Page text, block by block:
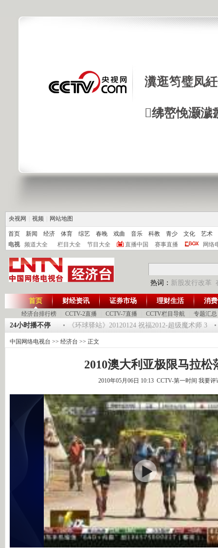
瀵逛笉璧凤
绋嶅悗灏
央视网 视频 网站地图
首页 新闻 经济 体育 综艺 春晚 戏曲 音乐 科教 青少 文化
艺术
电视
频道大全 栏目大全 节目大全 直播中国 赛事直播 网络
热词： 新股发行改革
首页
经济台排行榜 CCTV-2直播 CCTV-7直播 CCTV栏目导航 专题汇总
财经资讯 证券市场 理财生活 消
24小时播不停
遇与悬念共存 《环球驿站》20120124 祝福2012-超级魔术师 3
中国网络电视台 >> 经济台 >> 正文
2010澳大利亚极限马拉松
2010年05月06日 10:13 CCTV-第一时间 我要评